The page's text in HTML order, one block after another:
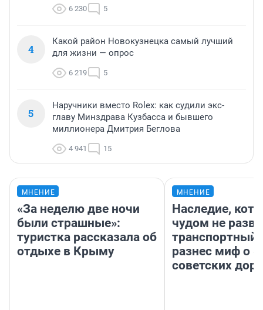
6 230 5
4
Какой район Новокузнецка самый лучший
для жизни — опрос
6 219 5
5
Наручники вместо Rolex: как судили экс-
главу Минздрава Кузбасса и бывшего
миллионера Дмитрия Беглова
4 941 15
МНЕНИЕ
«За неделю две ночи
были страшные»:
туристка рассказала об
отдыхе в Крыму
МНЕНИЕ
Наследие,
чудом не
транспортный
разнес миф о
советских